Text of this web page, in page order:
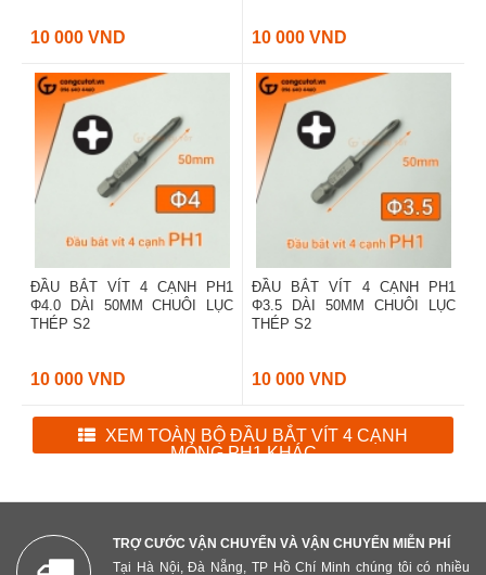
10 000 VND 10 000 VND
ĐẦU BẮT VÍT 4 CẠNH PH1
Φ4.0 DÀI 50MM CHUÔI LỤC
THÉP S2
10 000 VND
ĐẦU BẮT VÍT 4 CẠNH PH1
Φ3.5 DÀI 50MM CHUÔI LỤC
THÉP S2
10 000 VND
XEM TOÀN BỘ ĐẦU BẮT VÍT 4 CẠNH
MỎNG PH1 KHÁC
TRỢ CƯỚC VẬN CHUYỂN VÀ VẬN CHUYỂN MIỄN PHÍ
Tại Hà Nội, Đà Nẵng, TP Hồ Chí Minh chúng tôi có nhiều